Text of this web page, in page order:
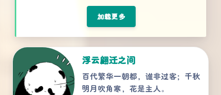
加载更多
浮云翩迁之间
百代繁华一朝都，谁非过客；千秋
明月吹角寒，花是主人。